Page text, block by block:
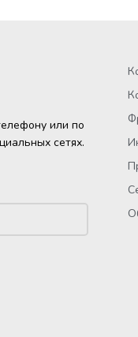
или по
сетях.